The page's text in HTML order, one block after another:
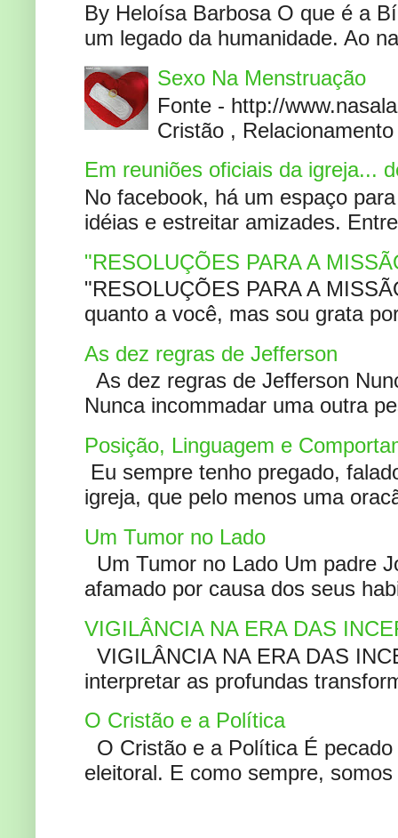
By Heloísa Barbosa O que é a
um legado da humanidade. Ao
Sexo Na Menstruação
Fonte - http://
Cristão ,
Em reuniões oficiais da igreja...
No facebook, há um espaço
idéias e estreitar amizades.
"RESOLUÇÕES PARA A
"RESOLUÇÕES PARA A
quanto a você, mas sou grata
As dez regras de Jefferson
As dez regras de Jefferson
Nunca incommadar uma outra
Posição, Linguagem e
Eu sempre tenho pregado,
igreja, que pelo menos uma
Um Tumor no Lado
Um Tumor no Lado Um padre
afamado por causa dos seus
VIGILÂNCIA NA ERA DAS
VIGILÂNCIA NA ERA DAS
interpretar as profundas
O Cristão e a Política
O Cristão e a Política É
eleitoral. E como sempre,